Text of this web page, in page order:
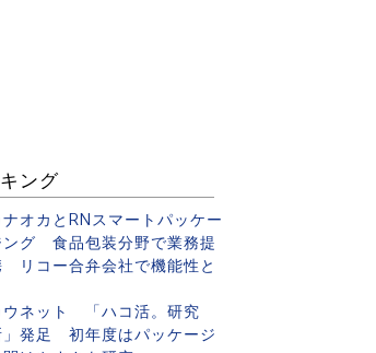
ング
ナオカとRNスマートパッケー
ング 食品包装分野で業務提
リコー合弁会社で機能性と
ウネット 「ハコ活。研究
」発足 初年度はパッケージ